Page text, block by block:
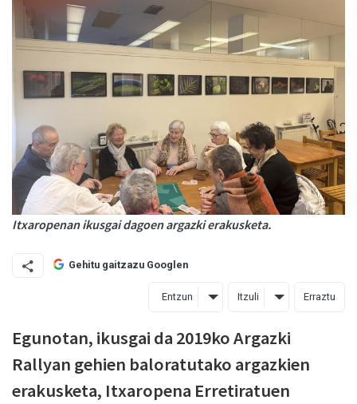
Itxaropenan ikusgai dagoen argazki erakusketa.
Gehitu gaitzazu Googlen
Entzun Itzuli Erraztu
Egunotan, ikusgai da 2019ko Argazki
Rallyan gehien baloratutako argazkien
erakusketa, Itxaropena Erretiratuen